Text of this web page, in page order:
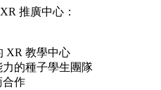
推廣中心：
XR 教學中心
的種子學生團隊
合作